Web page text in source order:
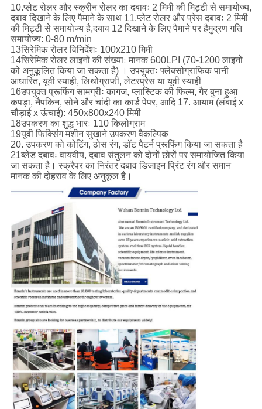
10.प्लेट रोलर और स्क्रीन रोलर का दबावः 2 मिमी की मिट्टी से समायोज्य,
दबाव दिखाने के लिए पैमाने के साथ 11.प्लेट रोलर और प्रेस दबावः 2 मिमी
की मिट्टी से समायोज्य है,दबाव 12 दिखाने के लिए पैमाने पर हैमुद्रण गति
समायोज्य: 0-80 m/min
13सिरेमिक रोलर विनिर्देशः 100x210 मिमी
14सिरेमिक रोलर लाइनों की संख्याः मानक 600LPI (70-1200 लाइनों
को अनुकूलित किया जा सकता है) । उपयुक्तः फ्लेक्सोग्राफिक पानी
आधारित, यूवी स्याही, लिथोग्राफी, लेटरप्रेस या यूवी स्याही
16उपयुक्त प्रूफिंग सामग्रीः कागज, प्लास्टिक की फिल्म, गैर बुना हुआ
कपड़ा, नैपकिन, सोने और चांदी का कार्ड पेपर, आदि 17. आयाम (लंबाई x
चौड़ाई x ऊंचाई): 450x800x240 मिमी
18उपकरण का शुद्ध भारः 110 किलोग्राम
19यूवी फिक्सिंग मशीन सुखाने उपकरण वैकल्पिक
20. उपकरण को कोटिंग, ठोस रंग, डॉट पैटर्न प्रूफिंग किया जा सकता है
21ब्लेड दबावः वायवीय, दबाव संतुलन को दोनों छोरों पर समायोजित किया
जा सकता है। स्क्रैपर का निरंतर दबाव डिजाइन प्रिंट रंग और समान
मानक की दोहराव के लिए अनुकूल है।